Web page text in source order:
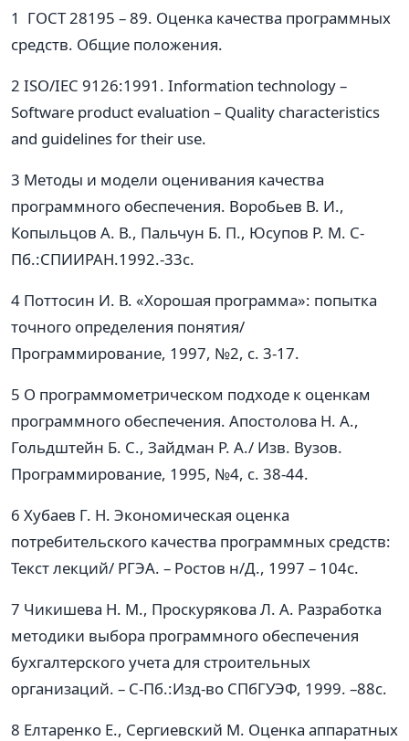
1 ГОСТ 28195 – 89. Оценка качества программных
средств. Общие положения.
2 ISO/IEC 9126:1991. Information technology –
Software product evaluation – Quality characteristics
and guidelines for their use.
3 Методы и модели оценивания качества
программного обеспечения. Воробьев В. И.,
Копыльцов А. В., Пальчун Б. П., Юсупов Р. М. С-
Пб.:СПИИРАН.1992.-33с.
4 Поттосин И. В. «Хорошая программа»: попытка
точного определения понятия/
Программирование, 1997, №2, с. 3-17.
5 О программометрическом подходе к оценкам
программного обеспечения. Апостолова Н. А.,
Гольдштейн Б. С., Зайдман Р. А./ Изв. Вузов.
Программирование, 1995, №4, с. 38-44.
6 Хубаев Г. Н. Экономическая оценка
потребительского качества программных средств:
Текст лекций/ РГЭА. – Ростов н/Д., 1997 – 104с.
7 Чикишева Н. М., Проскурякова Л. А. Разработка
методики выбора программного обеспечения
бухгалтерского учета для строительных
организаций. – С-Пб.:Изд-во СПбГУЭФ, 1999. –88с.
8 Елтаренко Е., Сергиевский М. Оценка аппаратных